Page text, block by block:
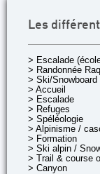
Les
> Escalade (école
> Randonnée
> Ski/Snowboard
> Accueil
> Escalade
> Refuges
> Spéléologie
> Alpinisme /
> Formation
> Ski alpin /
> Trail & course
> Canyon